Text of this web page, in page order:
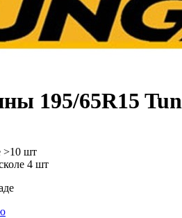
195/65R15
>10 шт
4 шт